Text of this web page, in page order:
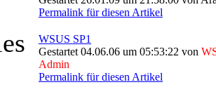
Permalink für diesen Artikel
WSUS SP1
Gestartet 04.06.06 um 05:53:22 von
Admin
Permalink für diesen Artikel